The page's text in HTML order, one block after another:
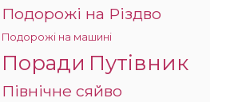
Подорожі на Різдво
Подорожі на машині
Поради Путівник
Північне сяйво